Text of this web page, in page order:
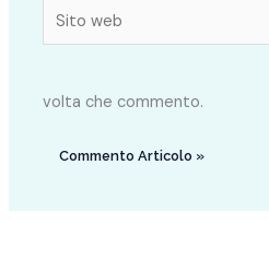
Sito
web
volta che commento.